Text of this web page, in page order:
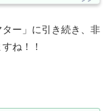
ー」に引き続き、非
ね！！